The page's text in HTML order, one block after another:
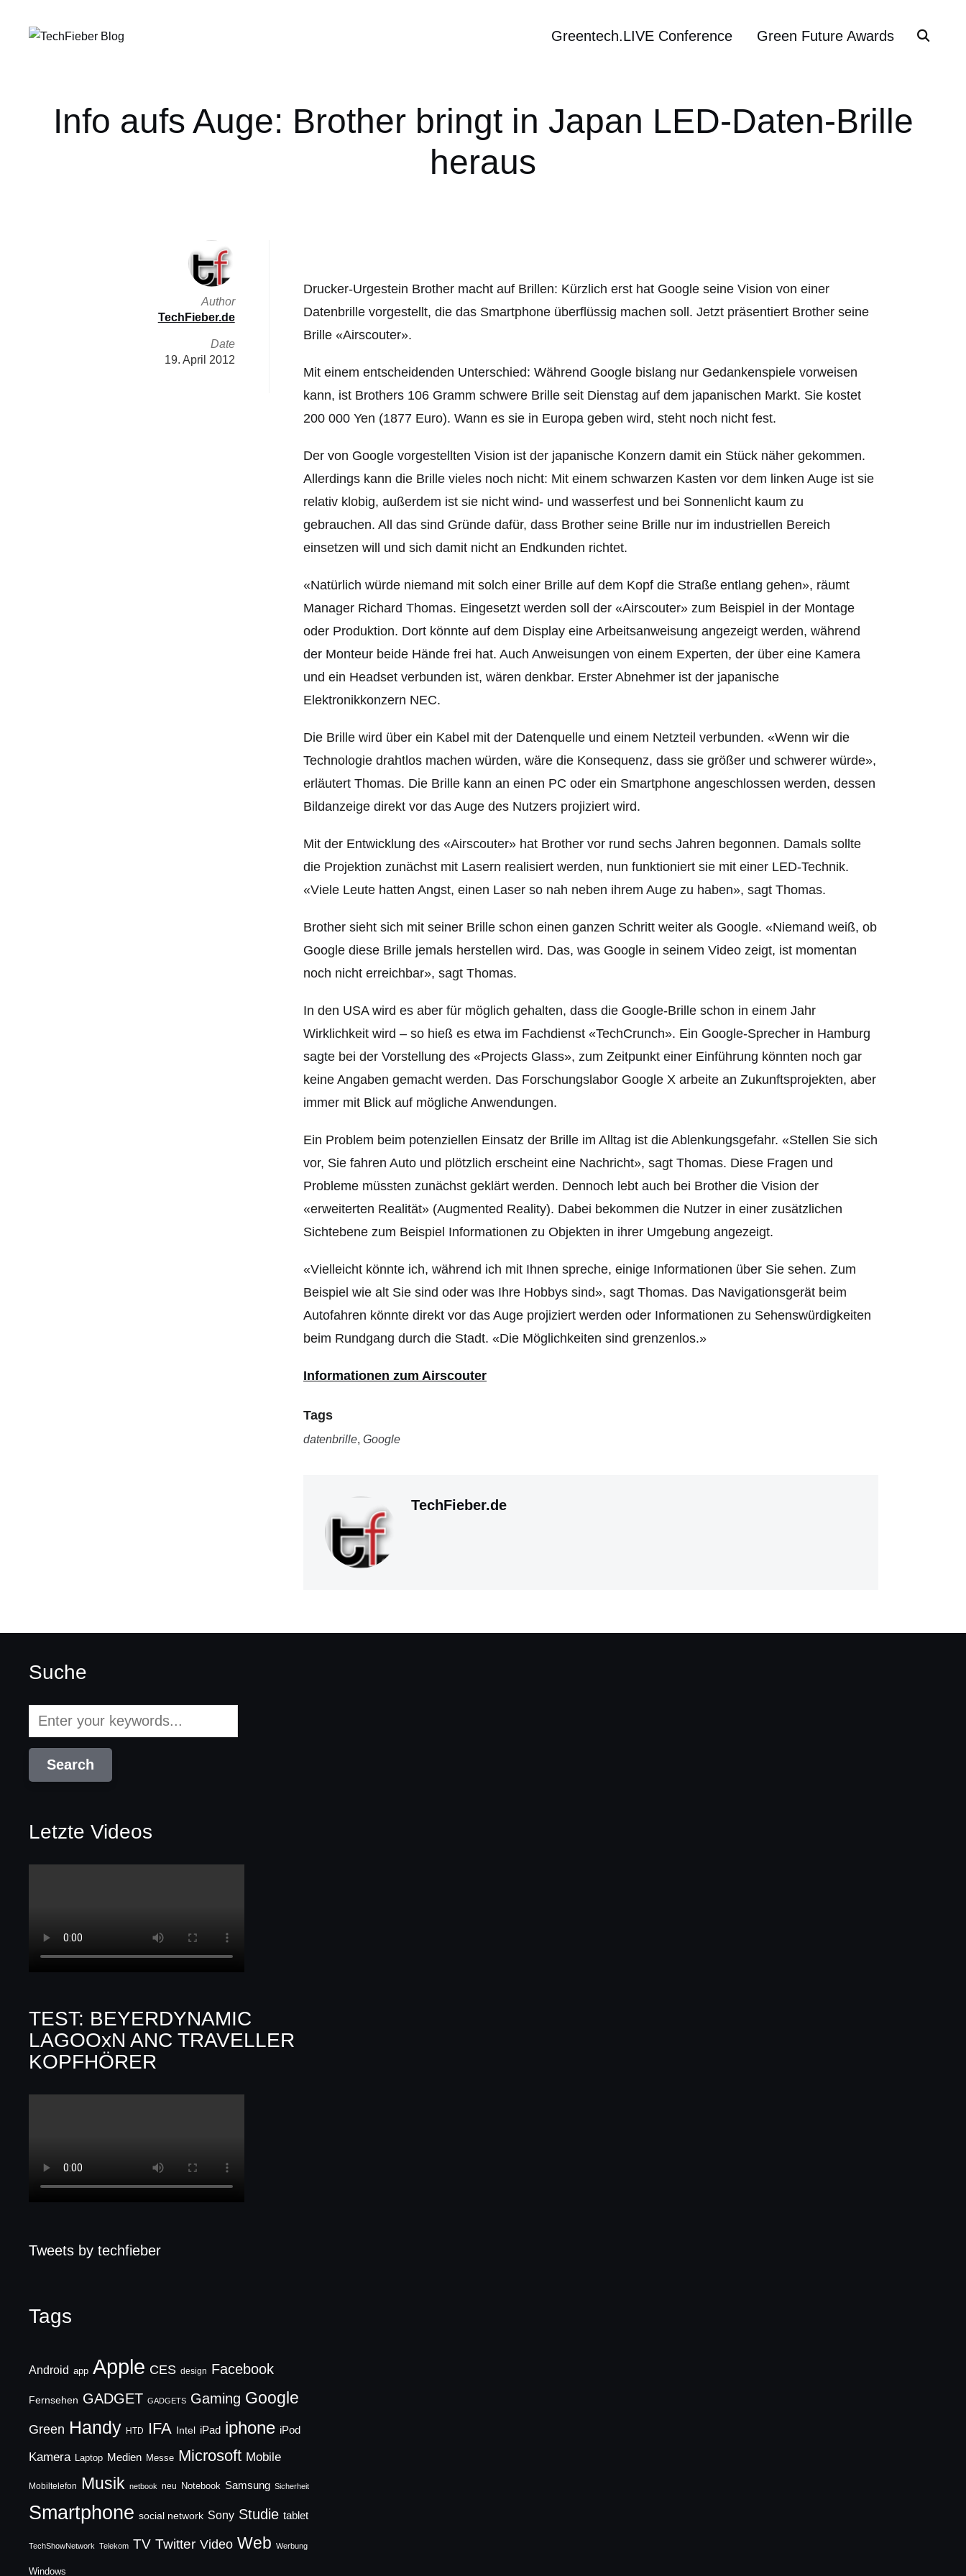
Greentech.LIVE Conference Green Future Awards
Info aufs Auge: Brother bringt in Japan LED-Daten-Brille
heraus
Drucker-Urgestein Brother macht auf Brillen: Kürzlich erst hat Google seine Vision von einer
Datenbrille vorgestellt, die das Smartphone überflüssig machen soll. Jetzt präsentiert Brother seine
Brille «Airscouter».
Mit einem entscheidenden Unterschied: Während Google bislang nur Gedankenspiele vorweisen
kann, ist Brothers 106 Gramm schwere Brille seit Dienstag auf dem japanischen Markt. Sie kostet
200 000 Yen (1877 Euro). Wann es sie in Europa geben wird, steht noch nicht fest.
Der von Google vorgestellten Vision ist der japanische Konzern damit ein Stück näher gekommen.
Allerdings kann die Brille vieles noch nicht: Mit einem schwarzen Kasten vor dem linken Auge ist sie
relativ klobig, außerdem ist sie nicht wind- und wasserfest und bei Sonnenlicht kaum zu
gebrauchen. All das sind Gründe dafür, dass Brother seine Brille nur im industriellen Bereich
einsetzen will und sich damit nicht an Endkunden richtet.
«Natürlich würde niemand mit solch einer Brille auf dem Kopf die Straße entlang gehen», räumt
Manager Richard Thomas. Eingesetzt werden soll der «Airscouter» zum Beispiel in der Montage
oder Produktion. Dort könnte auf dem Display eine Arbeitsanweisung angezeigt werden, während
der Monteur beide Hände frei hat. Auch Anweisungen von einem Experten, der über eine Kamera
und ein Headset verbunden ist, wären denkbar. Erster Abnehmer ist der japanische
Elektronikkonzern NEC.
Die Brille wird über ein Kabel mit der Datenquelle und einem Netzteil verbunden. «Wenn wir die
Technologie drahtlos machen würden, wäre die Konsequenz, dass sie größer und schwerer würde»,
erläutert Thomas. Die Brille kann an einen PC oder ein Smartphone angeschlossen werden, dessen
Bildanzeige direkt vor das Auge des Nutzers projiziert wird.
Mit der Entwicklung des «Airscouter» hat Brother vor rund sechs Jahren begonnen. Damals sollte
die Projektion zunächst mit Lasern realisiert werden, nun funktioniert sie mit einer LED-Technik.
«Viele Leute hatten Angst, einen Laser so nah neben ihrem Auge zu haben», sagt Thomas.
Brother sieht sich mit seiner Brille schon einen ganzen Schritt weiter als Google. «Niemand weiß, ob
Google diese Brille jemals herstellen wird. Das, was Google in seinem Video zeigt, ist momentan
noch nicht erreichbar», sagt Thomas.
In den USA wird es aber für möglich gehalten, dass die Google-Brille schon in einem Jahr
Wirklichkeit wird – so hieß es etwa im Fachdienst «TechCrunch». Ein Google-Sprecher in Hamburg
sagte bei der Vorstellung des «Projects Glass», zum Zeitpunkt einer Einführung könnten noch gar
keine Angaben gemacht werden. Das Forschungslabor Google X arbeite an Zukunftsprojekten, aber
immer mit Blick auf mögliche Anwendungen.
Ein Problem beim potenziellen Einsatz der Brille im Alltag ist die Ablenkungsgefahr. «Stellen Sie sich
vor, Sie fahren Auto und plötzlich erscheint eine Nachricht», sagt Thomas. Diese Fragen und
Probleme müssten zunächst geklärt werden. Dennoch lebt auch bei Brother die Vision der
«erweiterten Realität» (Augmented Reality). Dabei bekommen die Nutzer in einer zusätzlichen
Sichtebene zum Beispiel Informationen zu Objekten in ihrer Umgebung angezeigt.
«Vielleicht könnte ich, während ich mit Ihnen spreche, einige Informationen über Sie sehen. Zum
Beispiel wie alt Sie sind oder was Ihre Hobbys sind», sagt Thomas. Das Navigationsgerät beim
Autofahren könnte direkt vor das Auge projiziert werden oder Informationen zu Sehenswürdigkeiten
beim Rundgang durch die Stadt. «Die Möglichkeiten sind grenzenlos.»
Informationen zum Airscouter
Tags
datenbrille, Google
TechFieber.de
Author
TechFieber.de
Date
19. April 2012
Suche
Letzte Videos
TEST: BEYERDYNAMIC
LAGOOxN ANC TRAVELLER
KOPFHÖRER
Tweets by techfieber
Tags
Android app Apple CES design Facebook
Fernsehen GADGET GADGETS Gaming Google
Green Handy HTD IFA Intel iPad iphone iPod
Kamera Laptop Medien Messe Microsoft Mobile
Mobiltelefon Musik netbook neu Notebook Samsung Sicherheit
Smartphone social network Sony Studie tablet
TechShowNetwork Telekom TV Twitter Video Web Werbung
Windows